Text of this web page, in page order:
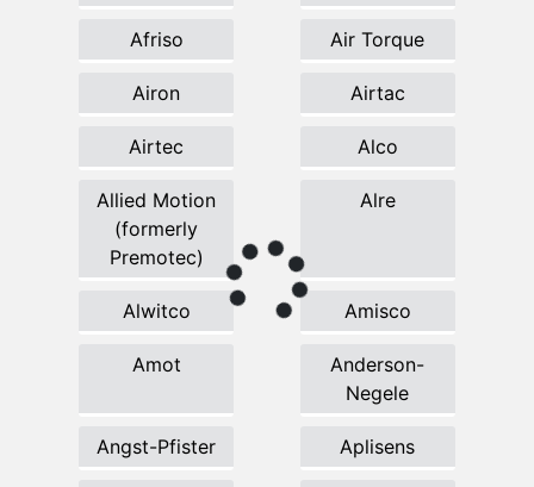
Afriso Air Torque
Airon Airtac
Airtec Alco
Allied Motion
(formerly
Premotec)
Alre
Alwitco Amisco
Amot
Anderson-
Negele
Angst-Pfister Aplisens